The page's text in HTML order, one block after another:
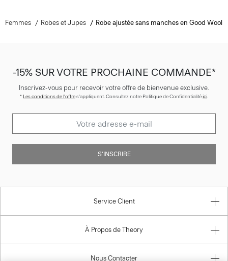
Femmes Robes et Jupes Robe ajustée sans manches en Good Wool
-15% SUR VOTRE PROCHAINE COMMANDE*
Inscrivez-vous pour recevoir votre offre de bienvenue exclusive.
* Les conditions de l'offres'appliquent. Consultez notre Politique de Confidentialitéici.
S’INSCRIRE
Service Client
À Propos de Theory
Nous Contacter